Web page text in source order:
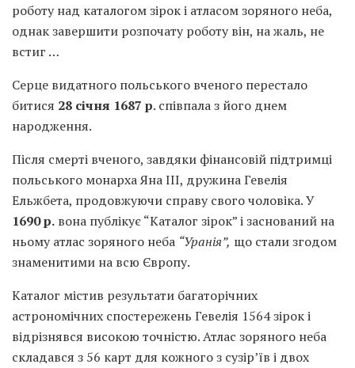
роботу над каталогом зірок і атласом зоряного неба,
однак завершити розпочату роботу він, на жаль, не
встиг …
Серце видатного польського вченого перестало
битися 28 січня 1687 р. співпала з його днем
народження.
Після смерті вченого, завдяки фінансовій підтримці
польського монарха Яна III, дружина Гевелія
Ельжбета, продовжуючи справу свого чоловіка. У
1690 р. вона публікує “Каталог зірок” і заснований на
ньому атлас зоряного неба “Уранія”, що стали згодом
знаменитими на всю Європу.
Каталог містив результати багаторічних
астрономічних спостережень Гевелія 1564 зірок і
відрізнявся високою точністю. Атлас зоряного неба
складався з 56 карт для кожного з сузір’їв і двох